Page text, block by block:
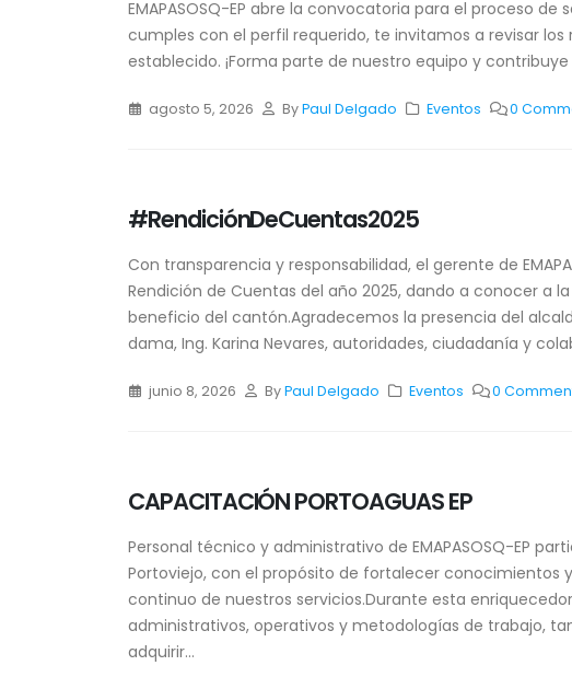
EMAPASOSQ-EP abre la convocatoria para el proceso
cumples con el perfil requerido, te invitamos a revisar
establecido. ¡Forma parte de nuestro equipo y
agosto 5, 2026 ByPaul Delgado Eventos 0
#RendiciónDeCuentas2025
Con transparencia y responsabilidad, el gerente de
Rendición de Cuentas del año 2025, dando a conocer a
beneficio del cantón.Agradecemos la presencia del
dama, Ing. Karina Nevares, autoridades, ciudadanía y
junio 8, 2026 ByPaul Delgado Eventos 0
CAPACITACIÓN PORTOAGUAS EP
Personal técnico y administrativo de EMAPASOSQ-EP
Portoviejo, con el propósito de fortalecer
continuo de nuestros servicios.Durante esta
administrativos, operativos y metodologías de trabajo,
adquirir...
Convocatoria laboral Jefe de
Comercialización y Catastro
agosto 5, 2026
#RendiciónDeCuentas2025
mayo 14,